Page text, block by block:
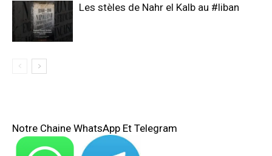
Les stèles de Nahr el Kalb au #liban
Notre Chaine WhatsApp Et Telegram